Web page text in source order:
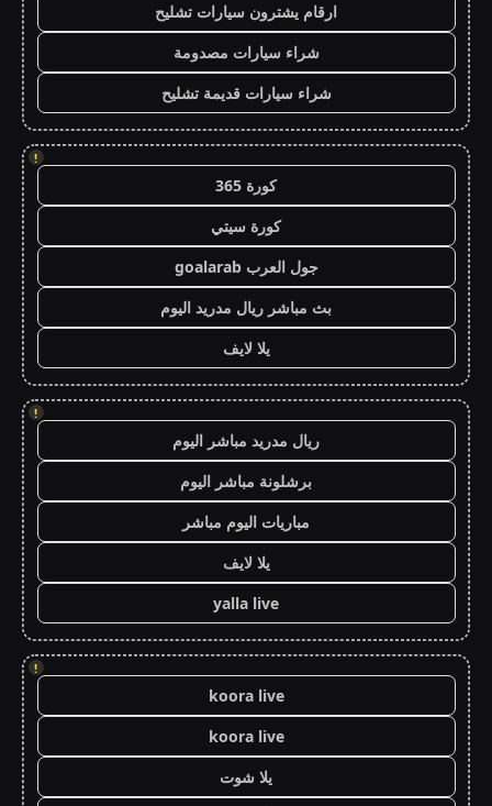
ارقام يشترون سيارات تشليح
شراء سيارات مصدومة
شراء سيارات قديمة تشليح
!
كورة 365
كورة سيتي
جول العرب goalarab
بث مباشر ريال مدريد اليوم
يلا لايف
!
ريال مدريد مباشر اليوم
برشلونة مباشر اليوم
مباريات اليوم مباشر
يلا لايف
yalla live
!
koora live
koora live
يلا شوت